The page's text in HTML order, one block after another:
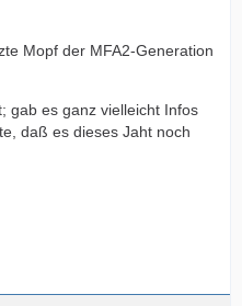
Mopf der MFA2-Generation
gab es ganz vielleicht Infos
daß es dieses Jaht noch